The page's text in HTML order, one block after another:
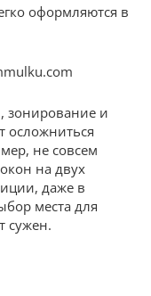
оформляются в
зонирование и
осложниться
не совсем
на двух
даже в
места для
сужен.